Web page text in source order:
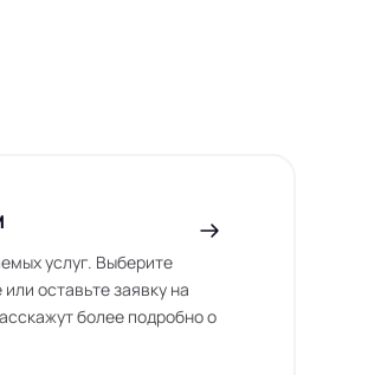
услуг. Выберите
оставьте заявку на
более подробно о